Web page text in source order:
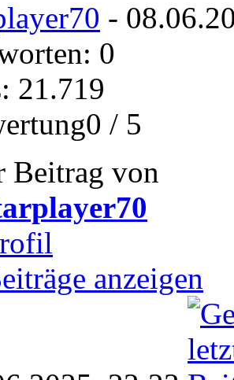
-
0
21.719
/ 5
Beitrag von
anzeigen